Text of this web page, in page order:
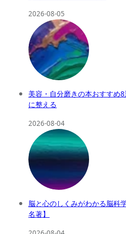
2026-08-05
美容・自分磨きの本おすすめ
に整える
2026-08-04
脳と心のしくみがわかる脳科
名著】